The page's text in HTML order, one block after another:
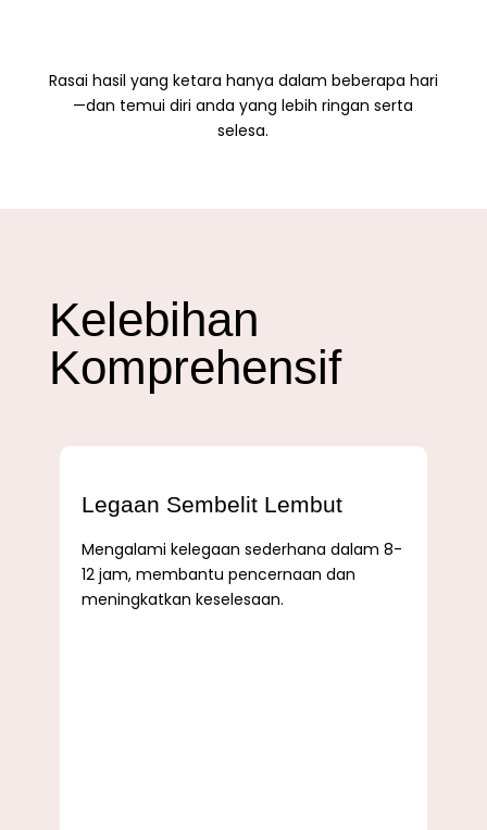
Rasai hasil yang ketara hanya dalam beberapa hari
—dan temui diri anda yang lebih ringan serta
selesa.
Kelebihan
Komprehensif
Legaan Sembelit Lembut
Mengalami kelegaan sederhana dalam 8-
12 jam, membantu pencernaan dan
meningkatkan keselesaan.